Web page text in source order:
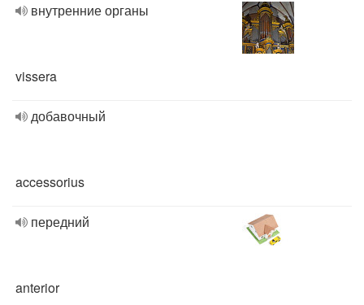
внутренние органы
vissera
добавочный
accessorius
передний
anterior